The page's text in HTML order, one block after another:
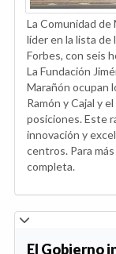
La Comunidad
líder en la lista de
Forbes, con seis
La Fundación
Marañón ocupan
Ramón y Cajal y
posiciones. Este
innovación y
centros. Para
completa.
El Gobierno